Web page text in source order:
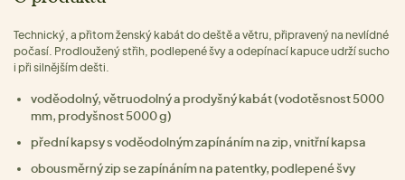
Technický, a přitom ženský kabát do deště a větru, připravený na nevlídné
počasí. Prodloužený střih, podlepené švy a odepínací kapuce udrží sucho
i při silnějším dešti.
voděodolný, větruodolný a prodyšný kabát (vodotěsnost 5000
mm, prodyšnost 5000 g)
přední kapsy s voděodolným zapínáním na zip, vnitřní kapsa
obousměrný zip se zapínáním na patentky, podlepené švy